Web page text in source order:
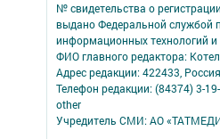
№ свидетельства о
выдано Федеральной службой
информационных технологий
ФИО главного редактора:
Адрес редакции: 422433,
Телефон редакции: (84374) 3-
other
Учредитель СМИ: АО